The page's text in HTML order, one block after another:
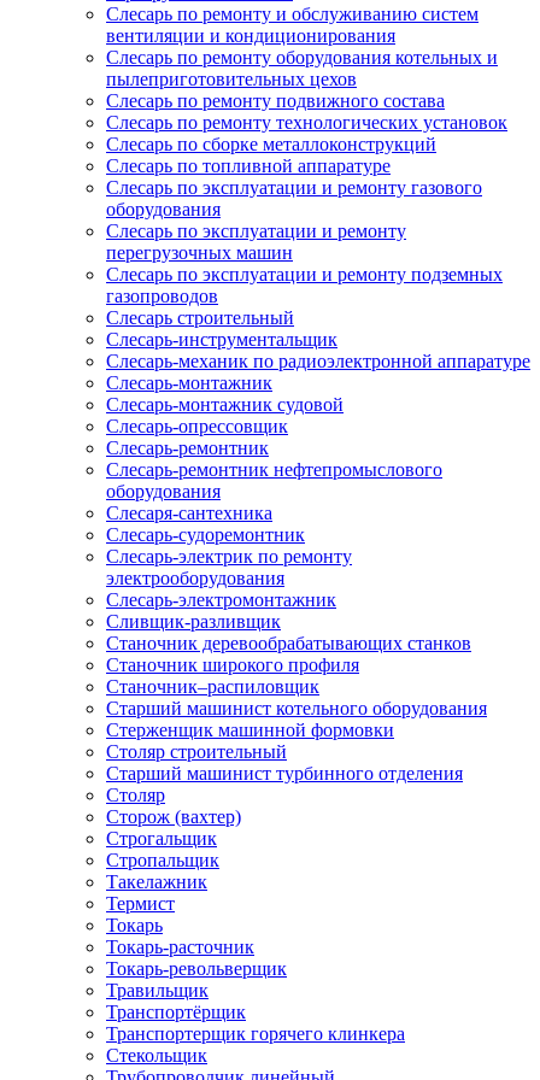
Слесарь по ремонту и обслуживанию систем
вентиляции и кондиционирования
Слесарь по ремонту оборудования котельных и
пылеприготовительных цехов
Слесарь по ремонту подвижного состава
Слесарь по ремонту технологических установок
Слесарь по сборке металлоконструкций
Слесарь по топливной аппаратуре
Слесарь по эксплуатации и ремонту газового
оборудования
Слесарь по эксплуатации и ремонту
перегрузочных машин
Слесарь по эксплуатации и ремонту подземных
газопроводов
Слесарь строительный
Слесарь-инструментальщик
Слесарь-механик по радиоэлектронной аппаратуре
Слесарь-монтажник
Слесарь-монтажник судовой
Слесарь-опрессовщик
Слесарь-ремонтник
Слесарь-ремонтник нефтепромыслового
оборудования
Слесаря-сантехника
Слесарь-судоремонтник
Слесарь-электрик по ремонту
электрооборудования
Слесарь-электромонтажник
Сливщик-разливщик
Станочник деревообрабатывающих станков
Станочник широкого профиля
Станочник–распиловщик
Старший машинист котельного оборудования
Стерженщик машинной формовки
Столяр строительный
Старший машинист турбинного отделения
Столяр
Сторож (вахтер)
Строгальщик
Стропальщик
Такелажник
Термист
Токарь
Токарь-расточник
Токарь-револьверщик
Травильщик
Транспортёрщик
Транспортерщик горячего клинкера
Стекольщик